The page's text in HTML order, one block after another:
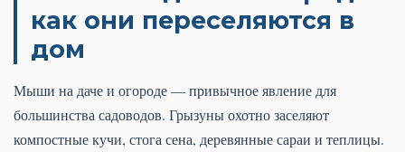
как они переселяются в
дом
Мыши на даче и огороде — привычное явление для
большинства садоводов. Грызуны охотно заселяют
компостные кучи, стога сена, деревянные сараи и теплицы.